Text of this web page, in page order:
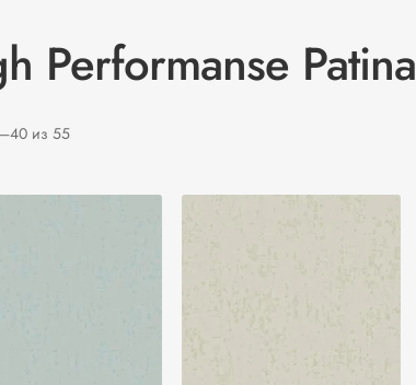
Performanse Patina
из 55Сортировка: